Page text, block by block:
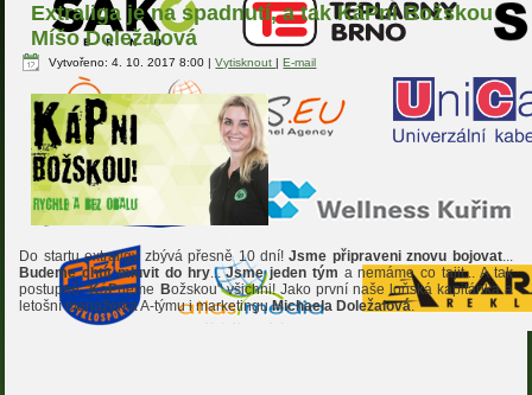
Extraliga je na spadnutí, a tak KáPni Božskou
Míšo Doležalová
Vytvořeno: 4. 10. 2017 8:00 |Vytisknout|E-mail
Do startu extraligy zbývá přesně 10 dní!Jsme připraveni znovu bojovat...
Budeme chtít mluvit do hry...Jsme jeden tým a nemáme co tajit... A tak
postupně "KáPneme Božskou" všichni! Jako první naše loňská kapitánka a
letošní manažerka A-týmu i marketinguMichaela Doležalová.